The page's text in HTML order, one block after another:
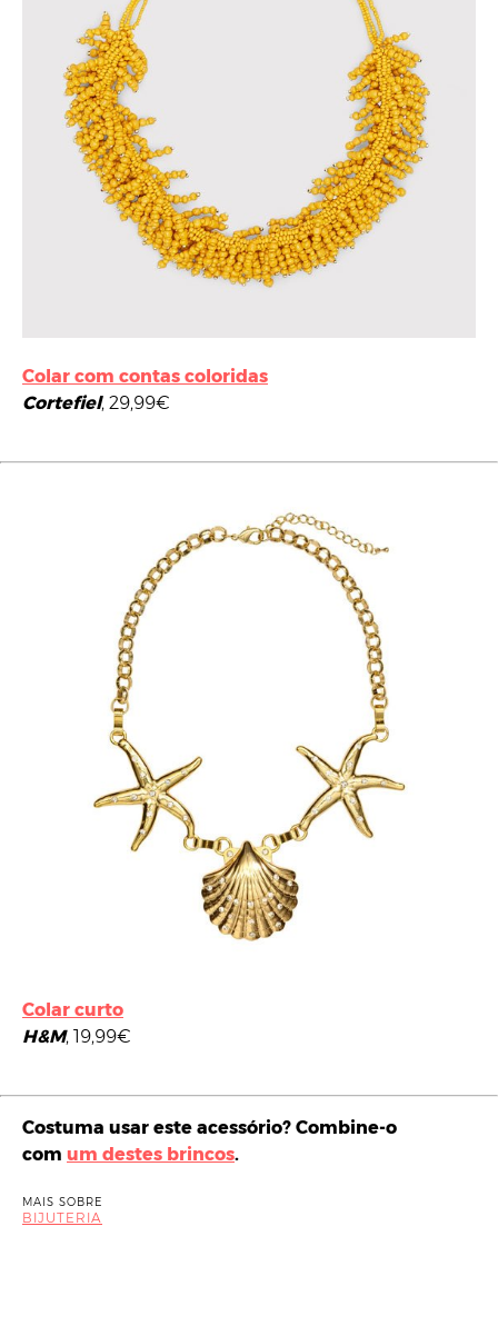
Colar com contas coloridas
Cortefiel, 29,99€
Colar curto
H&M, 19,99€
Costuma usar este acessório? Combine-o
com um destes brincos.
MAIS SOBRE
BIJUTERIA